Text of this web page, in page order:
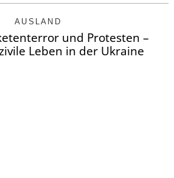
AUSLAND
und Protesten –
Leben in der Ukraine